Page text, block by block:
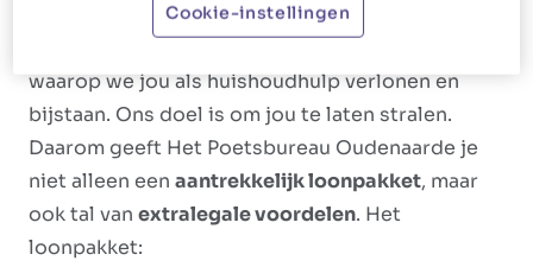
Bij Het Poetsbureau gaan we altijd voor
waarop we jou als huishoudhulp verlonen en
bijstaan. Ons doel is om jou te laten stralen.
Daarom geeft Het Poetsbureau Oudenaarde je
niet alleen een aantrekkelijk loonpakket, maar
ook tal van extralegale voordelen. Het
loonpakket:
Cookie-instellingen